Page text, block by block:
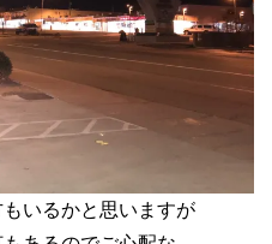
いるかと思いますが